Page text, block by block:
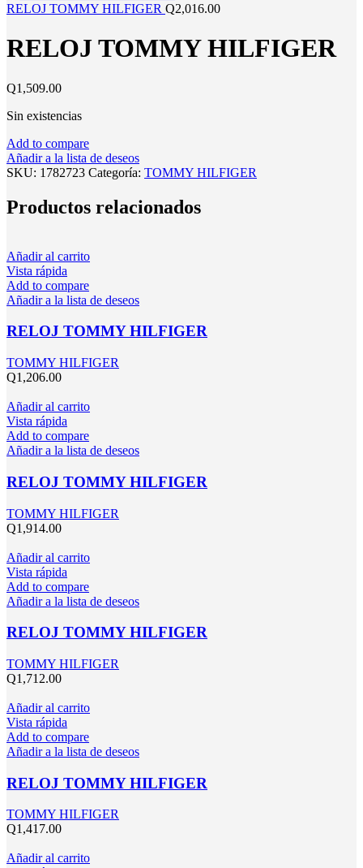
RELOJ TOMMY HILFIGER Q2,016.00
RELOJ TOMMY HILFIGER
Q1,509.00
Sin existencias
Add to compare
Añadir a la lista de deseos
SKU: 1782723 Categoría: TOMMY HILFIGER
Productos relacionados
Añadir al carrito
Vista rápida
Add to compare
Añadir a la lista de deseos
RELOJ TOMMY HILFIGER
TOMMY HILFIGER
Q1,206.00
Añadir al carrito
Vista rápida
Add to compare
Añadir a la lista de deseos
RELOJ TOMMY HILFIGER
TOMMY HILFIGER
Q1,914.00
Añadir al carrito
Vista rápida
Add to compare
Añadir a la lista de deseos
RELOJ TOMMY HILFIGER
TOMMY HILFIGER
Q1,712.00
Añadir al carrito
Vista rápida
Add to compare
Añadir a la lista de deseos
RELOJ TOMMY HILFIGER
TOMMY HILFIGER
Q1,417.00
Añadir al carrito